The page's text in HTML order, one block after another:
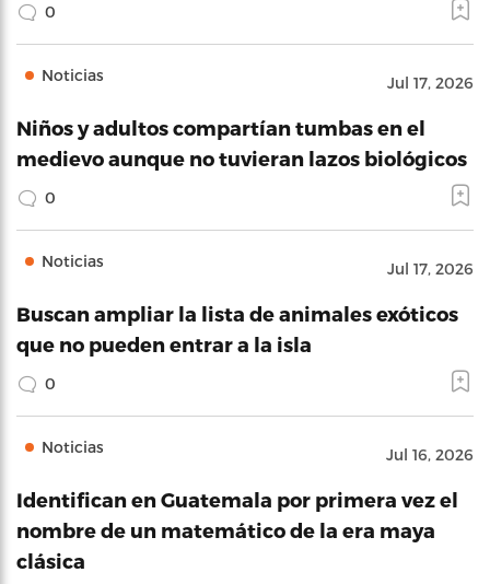
0
Noticias Jul 17, 2026
Niños y adultos compartían tumbas en el
medievo aunque no tuvieran lazos biológicos
0
Noticias Jul 17, 2026
Buscan ampliar la lista de animales exóticos
que no pueden entrar a la isla
0
Noticias Jul 16, 2026
Identifican en Guatemala por primera vez el
nombre de un matemático de la era maya
clásica